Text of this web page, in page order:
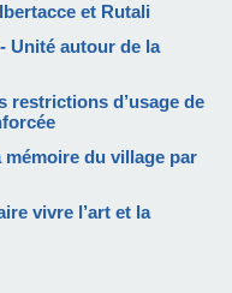
et Rutali
Unité autour de la
restrictions d’usage de
du village par
vivre l’art et la